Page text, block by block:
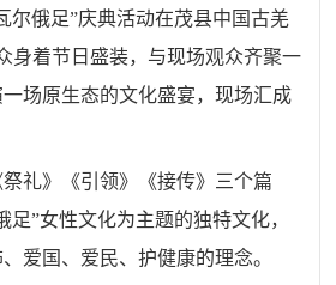
尔俄足”庆典活动在茂县中国古羌
身着节日盛装，与现场观众齐聚一
场原生态的文化盛宴，现场汇成
礼》《引领》《接传》三个篇
足”女性文化为主题的独特文化，
爱国、爱民、护健康的理念。